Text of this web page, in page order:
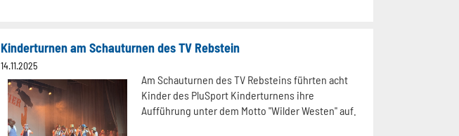
Kinderturnen am Schauturnen des TV Rebstein
14.11.2025
Am Schauturnen des TV Rebsteins führten acht
Kinder des PluSport Kinderturnens ihre
Aufführung unter dem Motto "Wilder Westen" auf.